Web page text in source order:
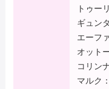
トゥー
ギュン
エーフ
オット
コリン
マルク：